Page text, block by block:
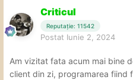
Criticul
Reputație: 11542
Postat Iunie 2, 2024
Am vizitat fata acum mai bine
client din zi, programarea fiind